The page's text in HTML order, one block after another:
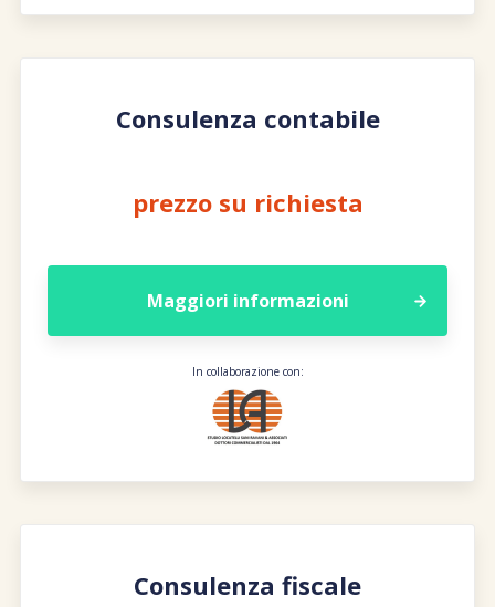
Consulenza contabile
prezzo su richiesta
Maggiori informazioni
In collaborazione con:
Consulenza fiscale